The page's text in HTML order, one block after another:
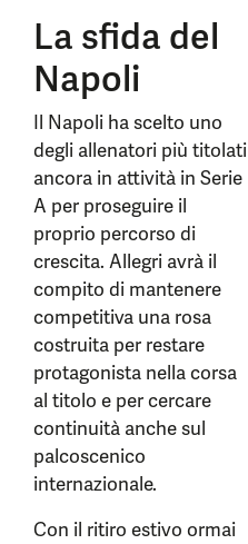
La sfida del
Napoli
Il Napoli ha scelto uno
degli allenatori più titolati
ancora in attività in Serie
A per proseguire il
proprio percorso di
crescita. Allegri avrà il
compito di mantenere
competitiva una rosa
costruita per restare
protagonista nella corsa
al titolo e per cercare
continuità anche sul
palcoscenico
internazionale.
Con il ritiro estivo ormai